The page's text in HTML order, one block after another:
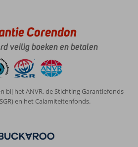
Corendon
veilig boeken en betalen
bij het ANVR, de Stichting Garantiefonds
en het Calamiteitenfonds.